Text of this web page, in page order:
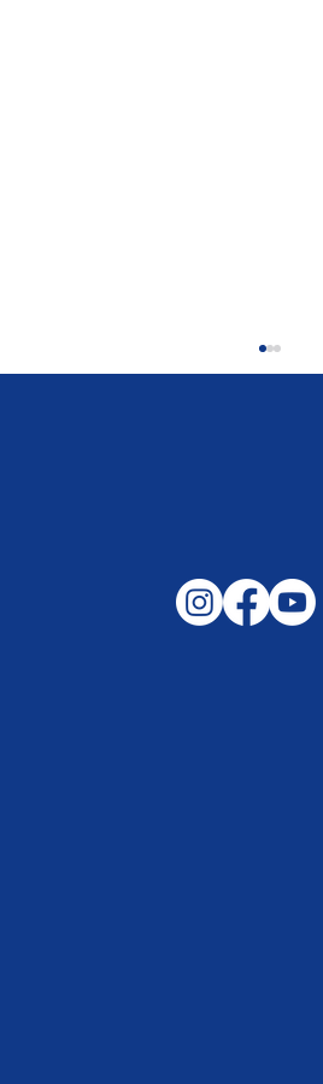
Gemeinsam auf